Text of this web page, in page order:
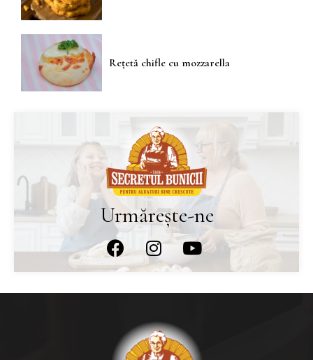
Rețetă chifle cu mozzarella
Urmărește-ne